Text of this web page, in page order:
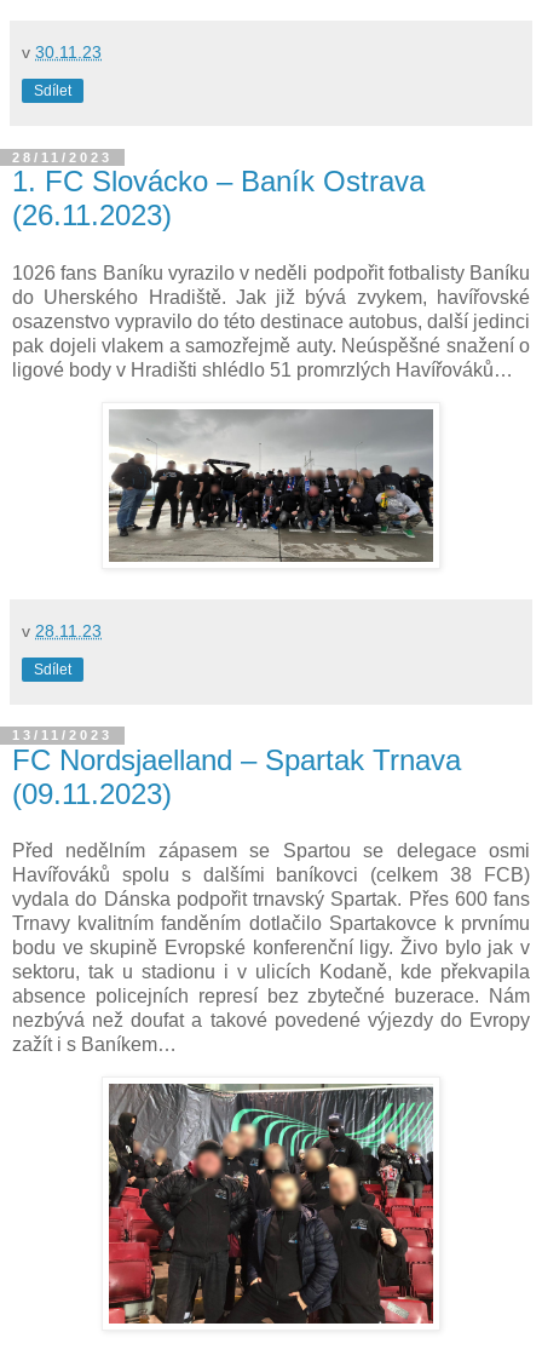
v 30.11.23
Sdílet
28/11/2023
1. FC Slovácko – Baník Ostrava
(26.11.2023)
1026 fans Baníku vyrazilo v neděli podpořit fotbalisty Baníku
do Uherského Hradiště. Jak již bývá zvykem, havířovské
osazenstvo vypravilo do této destinace autobus, další jedinci
pak dojeli vlakem a samozřejmě auty. Neúspěšné snažení o
ligové body v Hradišti shlédlo 51 promrzlých Havířováků…
v 28.11.23
Sdílet
13/11/2023
FC Nordsjaelland – Spartak Trnava
(09.11.2023)
Před nedělním zápasem se Spartou se delegace osmi
Havířováků spolu s dalšími baníkovci (celkem 38 FCB)
vydala do Dánska podpořit trnavský Spartak. Přes 600 fans
Trnavy kvalitním fanděním dotlačilo Spartakovce k prvnímu
bodu ve skupině Evropské konferenční ligy. Živo bylo jak v
sektoru, tak u stadionu i v ulicích Kodaně, kde překvapila
absence policejních represí bez zbytečné buzerace. Nám
nezbývá než doufat a takové povedené výjezdy do Evropy
zažít i s Baníkem…